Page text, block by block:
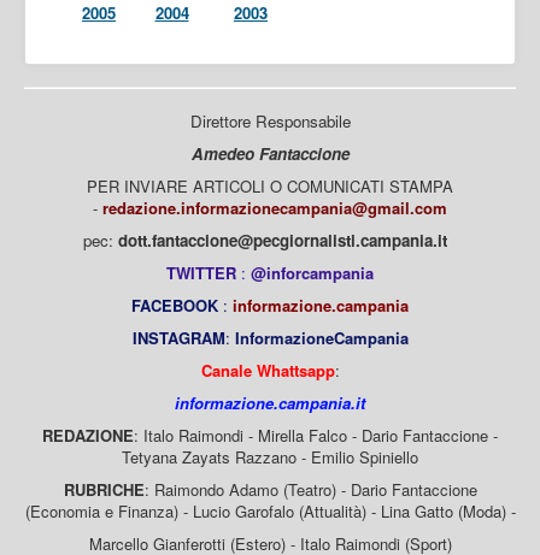
2005 2004 2003
Direttore Responsabile
Amedeo Fantaccione
PER INVIARE ARTICOLI O COMUNICATI STAMPA
- redazione.informazionecampania@gmail.com
pec: dott.fantaccione@pecgiornalisti.campania.it
TWITTER : @inforcampania
FACEBOOK : informazione.campania
INSTAGRAM: InformazioneCampania
Canale Whattsapp:
informazione.campania.it
REDAZIONE: Italo Raimondi - Mirella Falco - Dario Fantaccione -
Tetyana Zayats Razzano - Emilio Spiniello
RUBRICHE: Raimondo Adamo (Teatro) - Dario Fantaccione
(Economia e Finanza) - Lucio Garofalo (Attualità) - Lina Gatto (Moda) -
Marcello Gianferotti (Estero) - Italo Raimondi (Sport)